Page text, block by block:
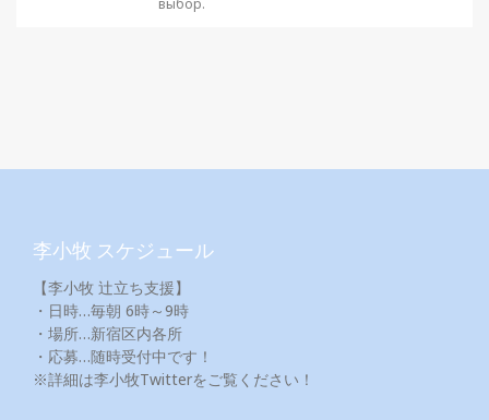
выбор.
李小牧 スケジュール
【李小牧 辻立ち支援】
・日時…毎朝 6時～9時
・場所…新宿区内各所
・応募…随時受付中です！
※詳細は李小牧Twitterをご覧ください！